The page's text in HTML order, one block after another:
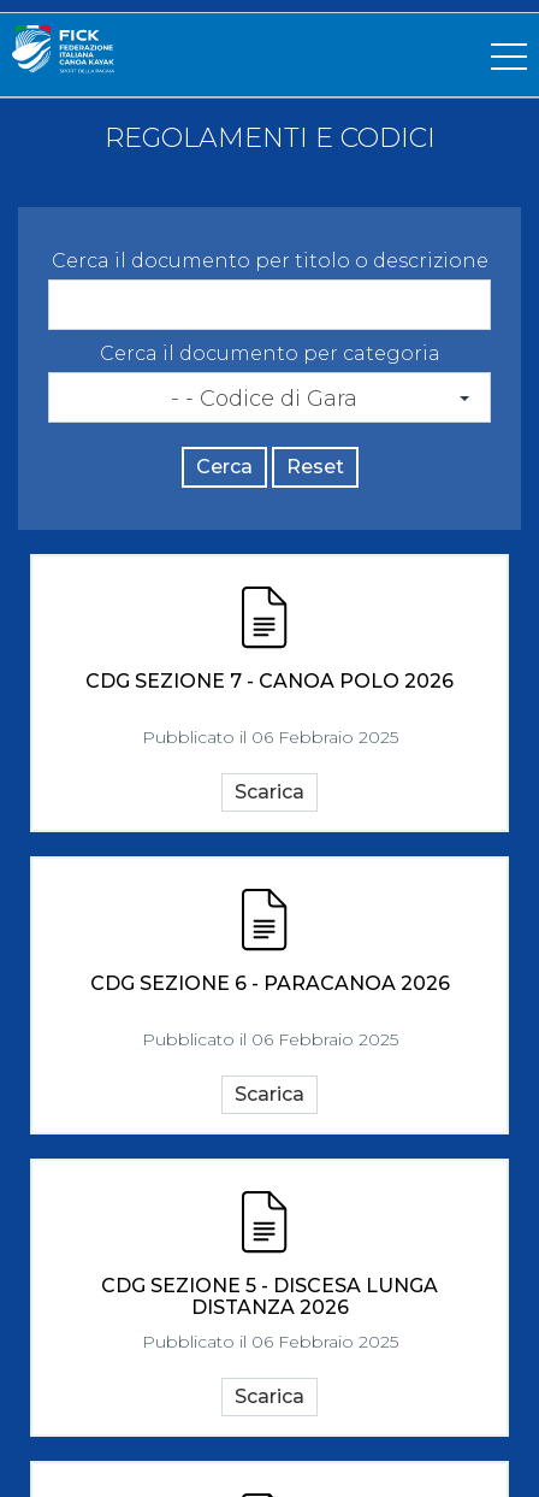
REGOLAMENTI E CODICI
Cerca il documento per titolo o descrizione
Cerca il documento per categoria
- - Codice di Gara
Cerca Reset
CDG SEZIONE 7 - CANOA POLO 2026
Pubblicato il 06 Febbraio 2025
Scarica
CDG SEZIONE 6 - PARACANOA 2026
Pubblicato il 06 Febbraio 2025
Scarica
CDG SEZIONE 5 - DISCESA LUNGA
DISTANZA 2026
Pubblicato il 06 Febbraio 2025
Scarica